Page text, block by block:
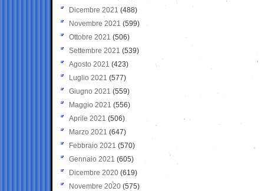
Dicembre 2021 (488)
Novembre 2021 (599)
Ottobre 2021 (506)
Settembre 2021 (539)
Agosto 2021 (423)
Luglio 2021 (577)
Giugno 2021(559)
Maggio 2021 (556)
Aprile 2021 (506)
Marzo 2021 (647)
Febbraio 2021 (570)
Gennaio 2021 (605)
Dicembre 2020 (619)
Novembre 2020 (575)